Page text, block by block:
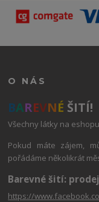
O NÁS
BAREVNÉ ŠITÍ!
Všechny látky na
Pokud máte zájem,
pořádáme několikrát
Barevné šití:
https://